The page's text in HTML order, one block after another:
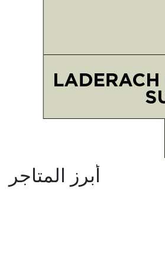
أبرز المتاجر